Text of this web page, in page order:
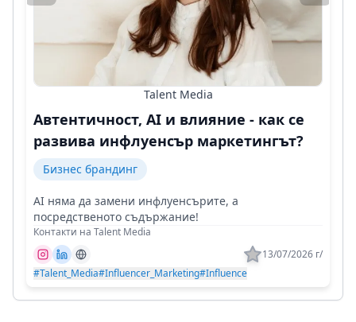
Talent Media
Автентичност, AI и влияние - как се
развива инфлуенсър маркетингът?
Бизнес брандинг
AI няма да замени инфлуенсърите, а
посредственото съдържание!
Контакти на Talent Media
13/07/2026 г/
#Talent_Media#Influencer_Marketing#Influence